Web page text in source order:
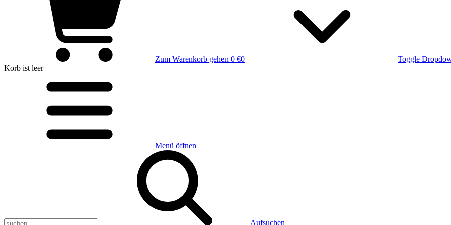
Zum Warenkorb gehen 0 €0
Toggle
Korb ist leer
Menü öffnen
Aufsuchen